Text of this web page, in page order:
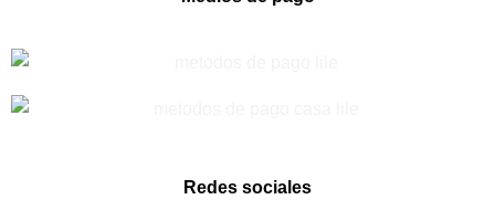
Redes sociales